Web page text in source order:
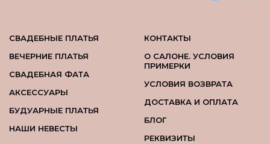
СВАДЕБНЫЕ ПЛАТЬЯ
ВЕЧЕРНИЕ ПЛАТЬЯ
СВАДЕБНАЯ ФАТА
АКСЕССУАРЫ
БУДУАРНЫЕ ПЛАТЬЯ
НАШИ НЕВЕСТЫ
КОНТАКТЫ
О САЛОНЕ. УСЛОВИЯ
ПРИМЕРКИ
УСЛОВИЯ ВОЗВРАТА
ДОСТАВКА И ОПЛАТА
БЛОГ
РЕКВИЗИТЫ